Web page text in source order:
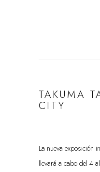
TAKUMA
CITY
La nueva exposición
llevará a cabo del 4